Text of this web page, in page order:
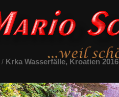
/ Krka Wasserfälle, Kroatien 2016